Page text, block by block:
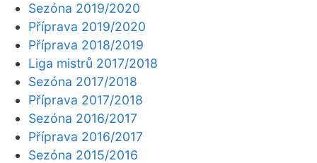
Sezóna 2019/2020
Příprava 2019/2020
Příprava 2018/2019
Liga mistrů 2017/2018
Sezóna 2017/2018
Příprava 2017/2018
Sezóna 2016/2017
Příprava 2016/2017
Sezóna 2015/2016